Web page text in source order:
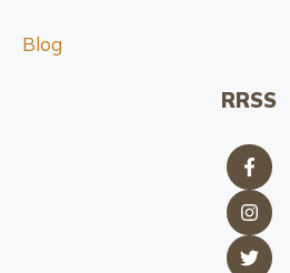
Blog
RRSS